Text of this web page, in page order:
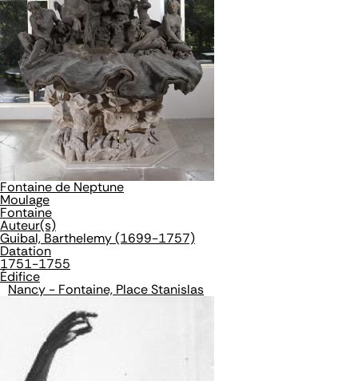
Fontaine de Neptune
Moulage
Fontaine
Auteur(s)
Guibal, Barthelemy (1699-1757)
Datation
1751-1755
Édifice
Nancy - Fontaine, Place Stanislas